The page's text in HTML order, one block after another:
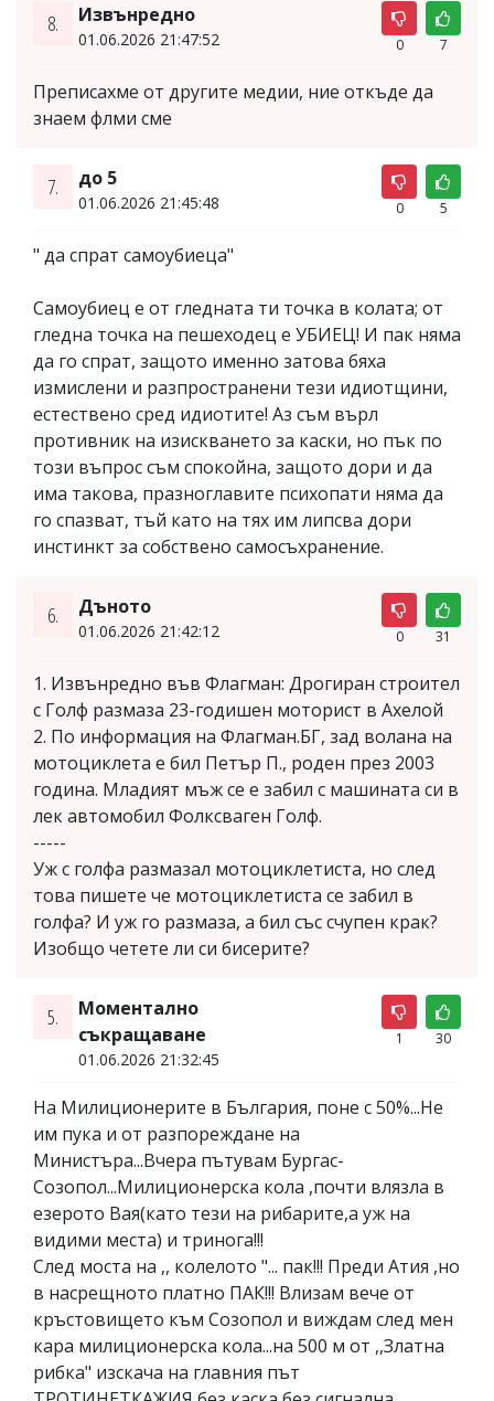
8. Извънредно
01.06.2026 21:47:52 0 7
Преписахме от другите медии, ние откъде да
знаем флми сме
7. до 5
01.06.2026 21:45:48 0 5
" да спрат самоубиеца"
Самоубиец е от гледната ти точка в колата; от
гледна точка на пешеходец е УБИЕЦ! И пак няма
да го спрат, защото именно затова бяха
измислени и разпространени тези идиотщини,
естествено сред идиотите! Аз съм върл
противник на изискването за каски, но пък по
този въпрос съм спокойна, защото дори и да
има такова, празноглавите психопати няма да
го спазват, тъй като на тях им липсва дори
инстинкт за собствено самосъхранение.
6. Дъното
01.06.2026 21:42:12 0 31
1. Извънредно във Флагман: Дрогиран строител
с Голф размаза 23-годишен моторист в Ахелой
2. По информация на Флагман.БГ, зад волана на
мотоциклета е бил Петър П., роден през 2003
година. Младият мъж се е забил с машината си в
лек автомобил Фолксваген Голф.
-----
Уж с голфа размазал мотоциклетиста, но след
това пишете че мотоциклетиста се забил в
голфа? И уж го размаза, а бил със счупен крак?
Изобщо четете ли си бисерите?
5.
Моментално
съкращаване
01.06.2026 21:32:45
1 30
На Милиционерите в България, поне с 50%...Не
им пука и от разпореждане на
Министъра...Вчера пътувам Бургас-
Созопол...Милиционерска кола ,почти влязла в
езерото Вая(като тези на рибарите,а уж на
видими места) и тринога!!!
След моста на ,, колелото "... пак!!! Преди Атия ,но
в насрещното платно ПАК!!! Влизам вече от
кръстовището към Созопол и виждам след мен
кара милиционерска кола...на 500 м от ,,Златна
рибка" изскача на главния път